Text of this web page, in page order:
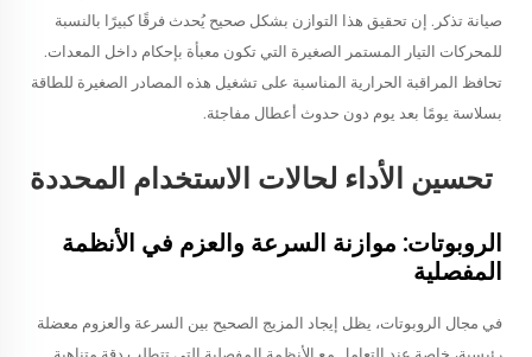
صيانة تذكر. إن تحقيق هذا التوازن بشكل صحيح يُحدث فرقًا كبيرًا بالنسبة
للمحركات التيار المستمر الصغيرة التي تكون معبأة بإحكام داخل المعدات.
تحافظ المراقبة الحرارية المناسبة على تشغيل هذه المصادر الصغيرة للطاقة
بسلاسة يومًا بعد يوم دون حدوث أعطال مفاجئة.
تحسين الأداء لحالات الاستخدام المحددة
الروبوتات: موازنة السرعة والعزم في الأنظمة
المفصلية
في مجال الروبوتات، يظل إيجاد المزيج الصحيح بين السرعة والعزوم معضلة